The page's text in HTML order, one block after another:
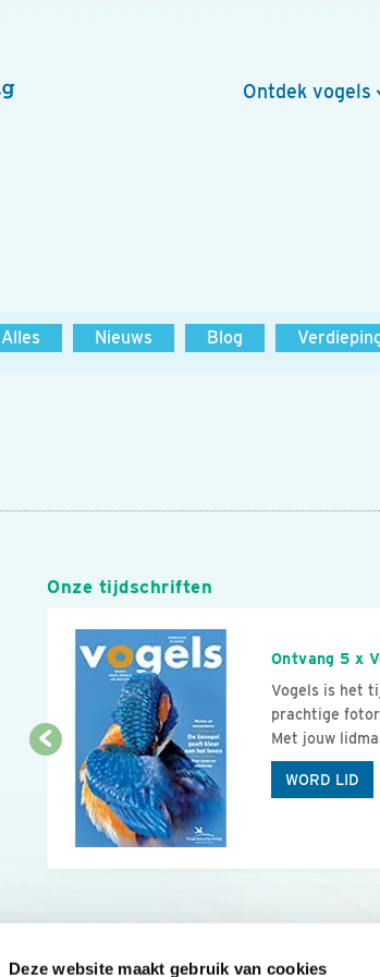
Deze website maakt gebruik van cookies
Ontdek vogels
Alles Nieuws Blog
Onze tijdschriften
Ontvang 5 x
Vogels is het
prachtige
Met jouw
WORD LID